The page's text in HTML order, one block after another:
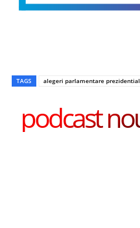
TAGS alegeri parlamentare
podcast